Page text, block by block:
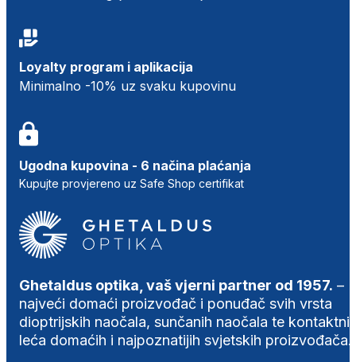
Loyalty program i aplikacija
Minimalno -10% uz svaku kupovinu
Ugodna kupovina - 6 načina plaćanja
Kupujte provjereno uz Safe Shop certifikat
Ghetaldus optika, vaš vjerni partner od 1957. –
najveći domaći proizvođač i ponuđač svih vrsta
dioptrijskih naočala, sunčanih naočala te
leća domaćih i najpoznatijih svjetskih proizvođača.